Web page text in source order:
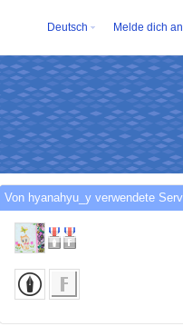
Deutsch Melde dich an
Von hyanahyu_y verwendete